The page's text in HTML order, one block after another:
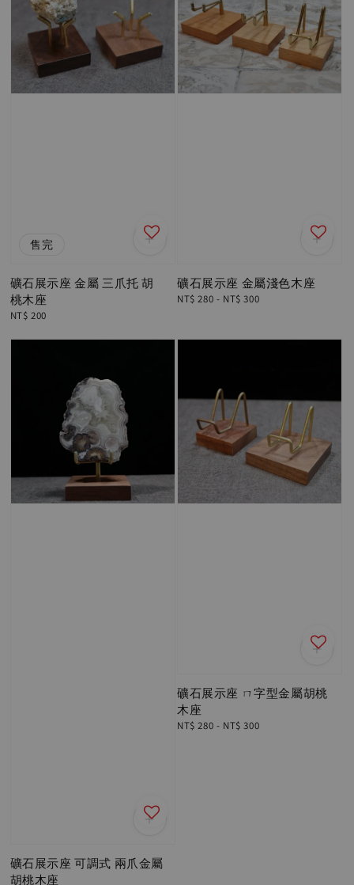
售完
礦石展示座 金屬 三爪托 胡
桃木座
Regular
NT$ 200
礦石展示座 金屬淺色木座
Regular
NT$ 280 - NT$ 300
礦石展示座 可調式 兩爪金屬
胡桃木座
礦石展示座 ㄇ字型金屬胡桃
木座
Regular
NT$ 280 - NT$ 300